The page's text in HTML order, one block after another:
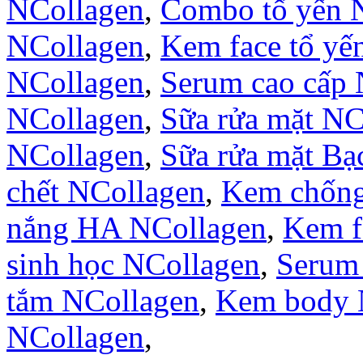
NCollagen, Combo tổ yến
NCollagen, Kem face tổ
NCollagen, Serum cao cấp
NCollagen, Sữa rửa mặt
NCollagen, Sữa rửa mặt
chết NCollagen, Kem
nắng HA NCollagen, Kem
sinh học NCollagen,
tắm NCollagen, Kem body
NCollagen,